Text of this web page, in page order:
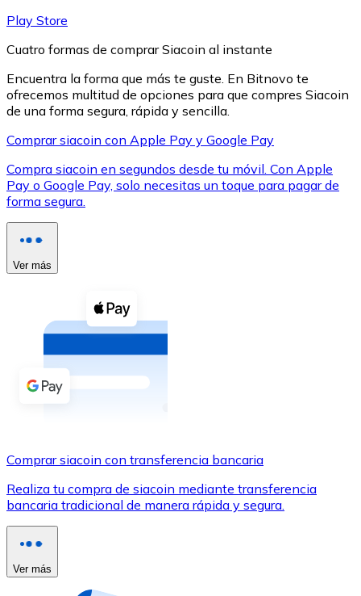
XRP
XRP
Ver todo
Compra criptomonedas con efectivo en tu tienda más
Comprar con efectivo
Transferencia SEPA
Utiliza tarjetas Visa y Mastercard para comprar
Comprar con tarjeta
Play Store
Cuatro formas de comprar Siacoin al instante
Encuentra la forma que más te guste. En Bitnovo te
ofrecemos multitud de opciones para que compres Siacoin
de una forma segura, rápida y sencilla.
Comprar siacoin con Apple Pay y Google Pay
Compra siacoin en segundos desde tu móvil. Con Apple
Pay o Google Pay, solo necesitas un toque para pagar de
forma segura.
Ver más
Comprar siacoin con transferencia bancaria
Realiza tu compra de siacoin mediante transferencia
bancaria tradicional de manera rápida y segura.
Ver más